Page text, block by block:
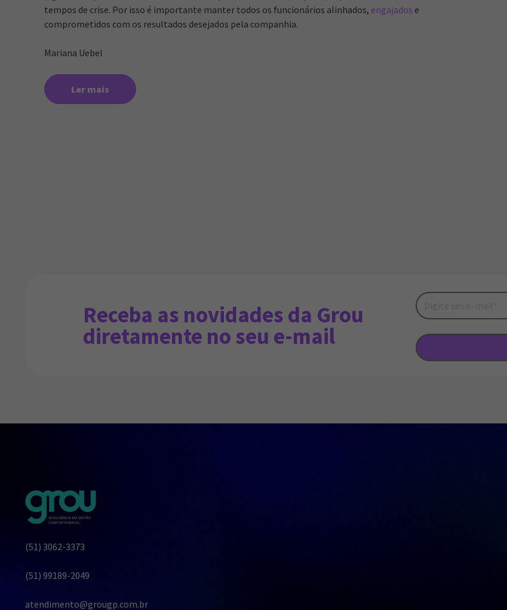
tempos de crise. Por isso é importante manter todos os funcionários alinhados, engajados e
comprometidos com os resultados desejados pela companhia.
Mariana Uebel
Ler mais
Receba as novidades da Grou
diretamente no seu e-mail
(51) 3062-3373
(51) 99189-2049
atendimento@grougp.com.br